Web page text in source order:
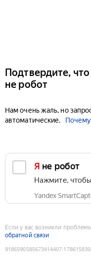
Подтвердите,
не робот
Нам очень жаль, но
автоматические.
Почему
Я не робот
Нажмите,
Yandex
Если у вас возникли
обратной связи
9186590585673414407: